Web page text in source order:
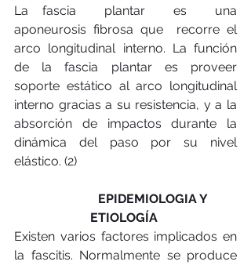
La fascia  plantar  es  una
aponeurosis fibrosa que  recorre el
arco longitudinal interno. La función
de la fascia plantar es proveer
soporte estático al arco longitudinal
interno gracias a su resistencia, y a la
absorción de impactos durante la
dinámica del paso por su nivel
elástico. (2)
ETIOLOGÍA
Existen varios factores implicados en
la fascitis. Normalmente se produce